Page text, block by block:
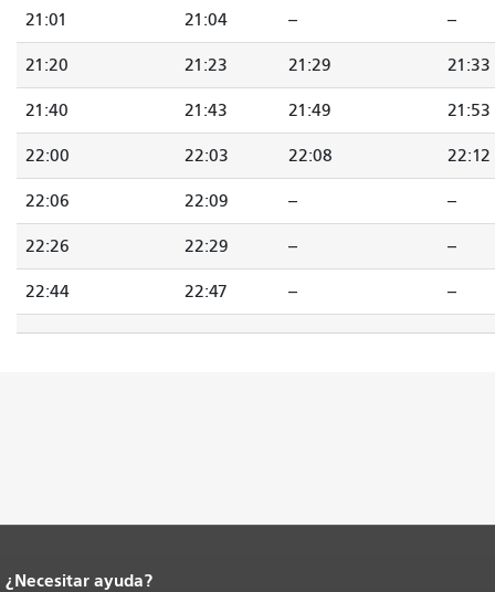
21:01 21:04 -- --
21:20 21:23 21:29 21:33
21:40 21:43 21:49 21:53
22:00 22:03 22:08 22:12
22:06 22:09 -- --
22:26 22:29 -- --
22:44 22:47 -- --
Fin del contenido de la página.
¿Necesitar ayuda?